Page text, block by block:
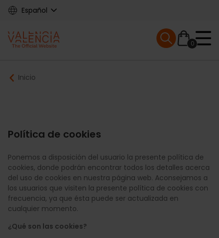
Skip
content
Español
Main
navigation
0
Mobile menu
Breadcrumb
Inicio
Política de cookies
Ponemos a disposición del usuario la presente política de
cookies, donde podrán encontrar todos los detalles acerca
del uso de cookies en nuestra página web. Aconsejamos a
los usuarios que visiten la presente política de cookies con
frecuencia, ya que ésta puede ser actualizada en
cualquier momento.
¿Qué son las cookies?